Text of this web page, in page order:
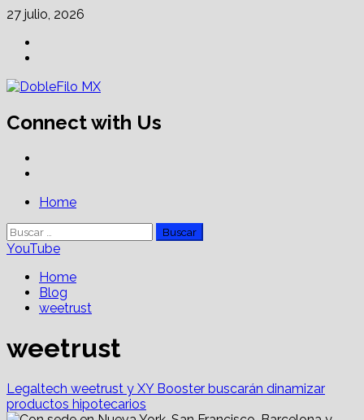
Skip
content
27 julio, 2026
Connect with Us
PrimaryHome
Buscar:
YouTube
Home
Blog
weetrust
weetrust
Legaltech weetrust y XY Booster buscarán dinamizar
productos hipotecarios